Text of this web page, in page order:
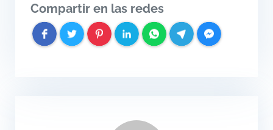
Compartir en las redes